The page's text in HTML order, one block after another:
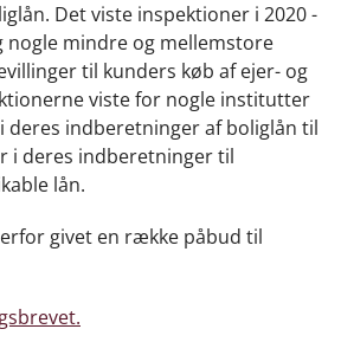
Det viste inspektioner i 2020 -
nogle mindre og mellemstore
til kunders køb af ejer- og
viste for nogle institutter
deres indberetninger af boliglån til
i deres indberetninger til
lån.
givet en række påbud til